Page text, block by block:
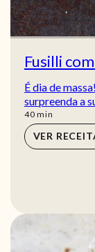
Fusilli
É dia de
surpreenda a
40min
min
VER